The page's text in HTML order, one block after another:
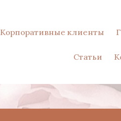
Корпоративные клиенты
Статьи